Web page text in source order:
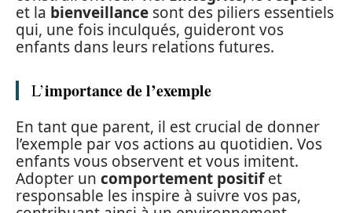
et la bienveillance sont des piliers essentiels
qui, une fois inculqués, guideront vos
enfants dans leurs relations futures.
L’importance de l’exemple
En tant que parent, il est crucial de donner
l’exemple par vos actions au quotidien. Vos
enfants vous observent et vous imitent.
Adopter un comportement positifet
responsable les inspire à suivre vos pas,